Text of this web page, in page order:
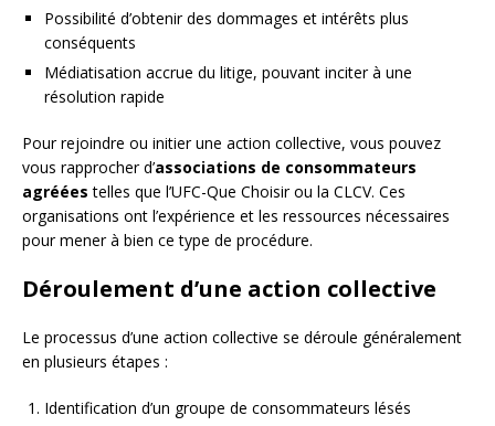
Possibilité d’obtenir des dommages et intérêts plus
conséquents
Médiatisation accrue du litige, pouvant inciter à une
résolution rapide
Pour rejoindre ou initier une action collective, vous pouvez
vous rapprocher d’associations de consommateurs
agréées telles que l’UFC-Que Choisir ou la CLCV. Ces
organisations ont l’expérience et les ressources nécessaires
pour mener à bien ce type de procédure.
Déroulement d’une action collective
Le processus d’une action collective se déroule généralement
en plusieurs étapes :
Identification d’un groupe de consommateurs lésés